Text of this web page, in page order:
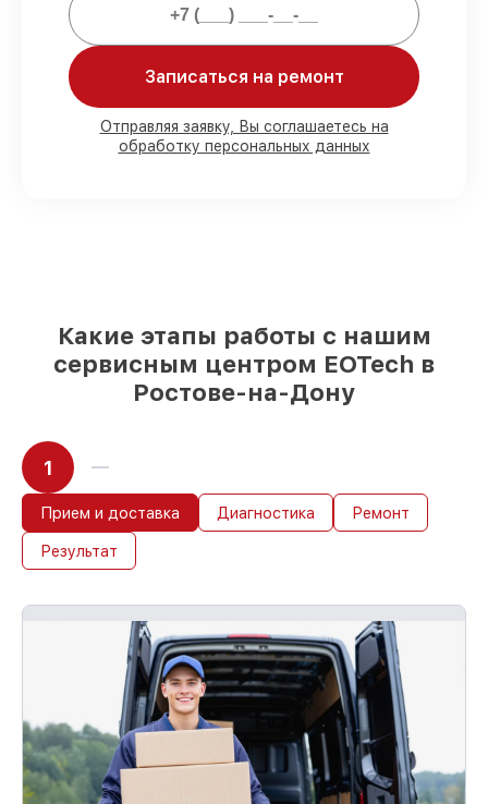
Мы гарантируем:
заказов закрываем в присутствии
клиента
90%комплектующих EOTech имеются на
складе в Ростове-на-Дону, остальные
Записаться на ремонт
Отправляя заявку, Вы соглашаетесь на
обработку персональных данных
Какие этапы работы с нашим
сервисным центром EOTech в
Ростове-на-Дону
1
Прием и доставка Диагностика Ремонт
Результат